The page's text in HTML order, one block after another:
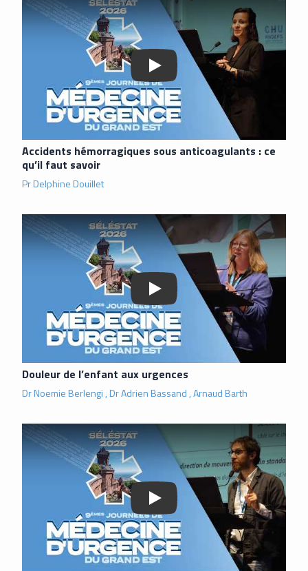
Accidents hémorragiques sous anticoagulants : ce
qu’il faut savoir
Pr Delphine Douillet
Lancer la vidéo
Douleur de l’enfant aux urgences
Dr Noemie Berlengi , Dr Adrien Bassand , Arnaud Barth
Lancer la vidéo